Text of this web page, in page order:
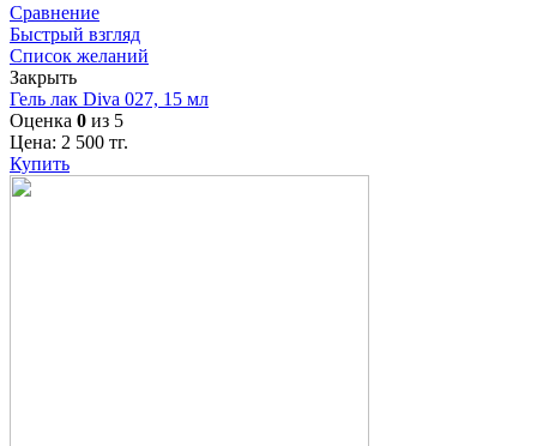
Сравнение
Быстрый взгляд
Список желаний
Закрыть
Гель лак Diva 027, 15 мл
Оценка 0 из 5
Цена: 2 500 тг.
Купить